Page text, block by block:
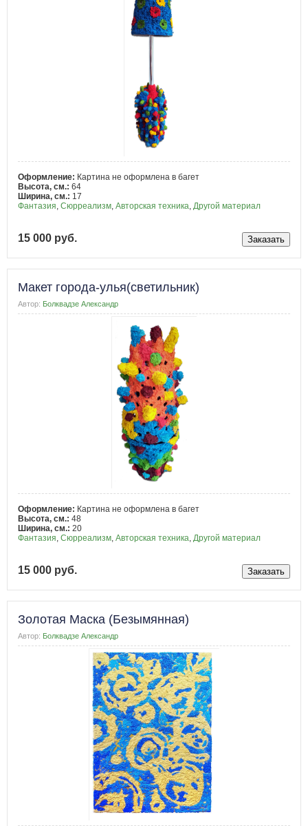
Оформление: Картина не оформлена в багет
Высота, см.: 64
Ширина, см.: 17
Фантазия Сюрреализм Авторская техника Другой материал
15 000 руб.
Макет города-улья(светильник)
Автор: Болквадзе Александр
Оформление: Картина не оформлена в багет
Высота, см.: 48
Ширина, см.: 20
Фантазия, Сюрреализм, Авторская техника, Другой материал
15 000 руб.
Золотая Маска (Безымянная)
Автор: Болквадзе Александр